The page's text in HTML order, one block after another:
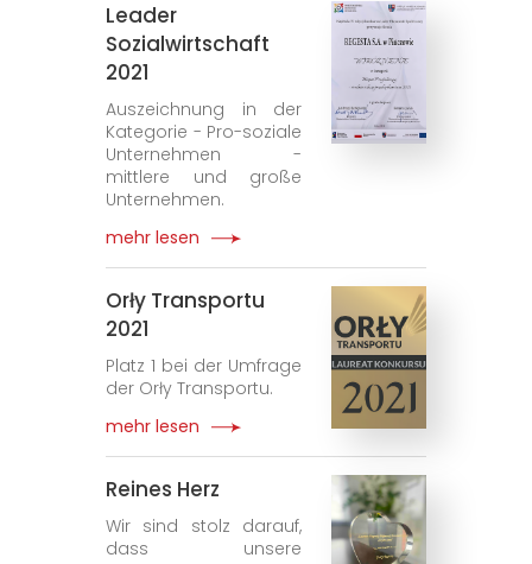
Leader
Sozialwirtschaft
2021
Auszeichnung in der
Kategorie - Pro-soziale
Unternehmen -
mittlere und große
Unternehmen.
mehr lesen
Orły Transportu
2021
Platz 1 bei der Umfrage
der Orły Transportu.
mehr lesen
Reines Herz
Wir sind stolz darauf,
dass unsere